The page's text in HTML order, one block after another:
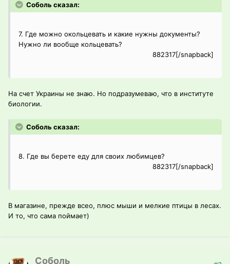
Соболь сказал:
7. Где можно окольцевать и какие нужны документы?
Нужно ли вообще кольцевать?
882317[/snapback]
На счет Украины не знаю. Но подразумеваю, что в институте
биологии.
Соболь сказал:
8. Где вы берете еду для своих любимцев?
882317[/snapback]
В магазине, прежде всео, плюс мыши и мелкие птицы в лесах.
И то, что сама поймает)
Соболь